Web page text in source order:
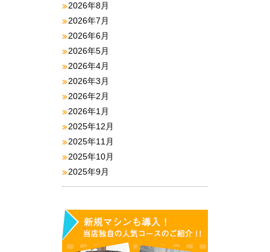
2026年8月
2026年7月
2026年6月
2026年5月
2026年4月
2026年3月
2026年2月
2026年1月
2025年12月
2025年11月
2025年10月
2025年9月